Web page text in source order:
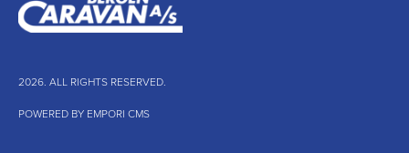
2026. ALL RIGHTS RESERVED.
POWERED BY EMPORI CMS